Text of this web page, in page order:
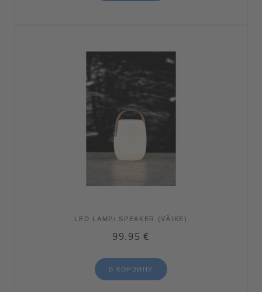
LED LAMP/ SPEAKER (VÄIKE)
99.95 €
В КОРЗИНУ